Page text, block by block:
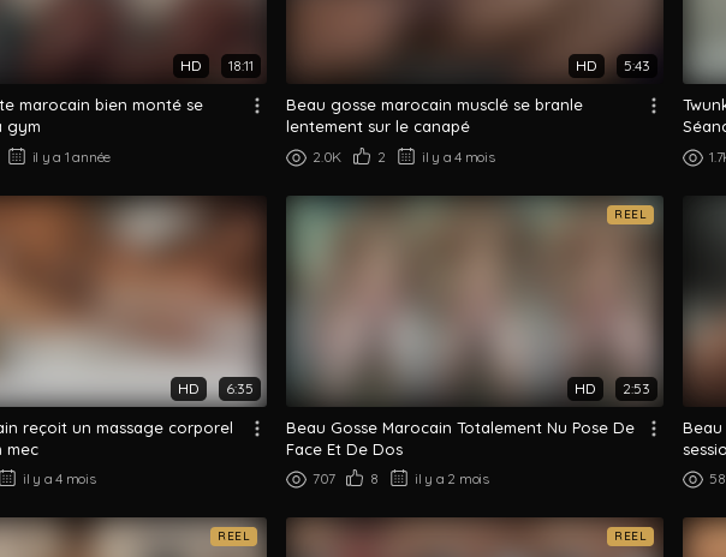
HD 18:11
marocain bien monté se
gym
il y a 1 année
HD 5:43
Beau gosse marocain musclé se branle
lentement sur le canapé
2.0K 2 il y a 4 mois
HD 6:35
reçoit un massage corporel
mec
il y a 4 mois
REEL
HD 2:53
Beau Gosse Marocain Totalement Nu Pose De
Face Et De Dos
707 8 il y a 2 mois
REEL REEL